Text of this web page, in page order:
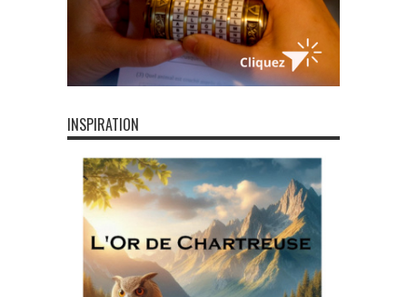
INSPIRATION